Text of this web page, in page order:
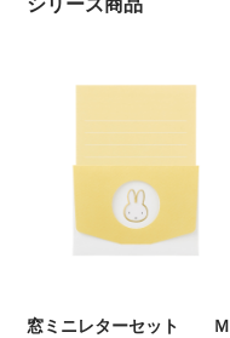
窓ミニレターセット Ｍ